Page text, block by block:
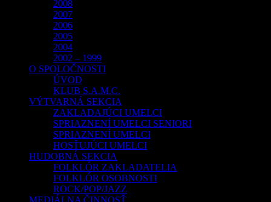
2008
2007
2006
2005
2004
2002 – 1999
O SPOLOČNOSTI
ÚVOD
KLUB S.A.M.C.
VÝTVARNÁ SEKCIA
ZAKLADAJÚCI UMELCI
SPRIAZNENÍ UMELCI SENIORI
SPRIAZNENÍ UMELCI
HOSŤUJÚCI UMELCI
HUDOBNÁ SEKCIA
FOLKLÓR ZAKLADATELIA
FOLKLÓR OSOBNOSTI
ROCK/POP/JAZZ
MEDIÁLNA ČINNOSŤ